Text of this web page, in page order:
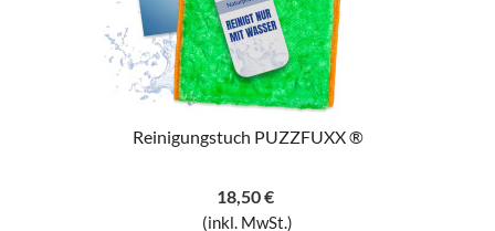
Reinigungstuch PUZZFUXX ®
18,50 €
(inkl. MwSt.)